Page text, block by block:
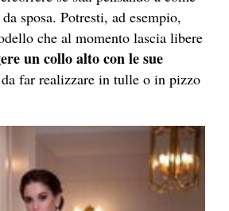
sposa. Potresti, ad esempio,
che al momento lascia libere
un collo alto con le sue
far realizzare in tulle o in pizzo